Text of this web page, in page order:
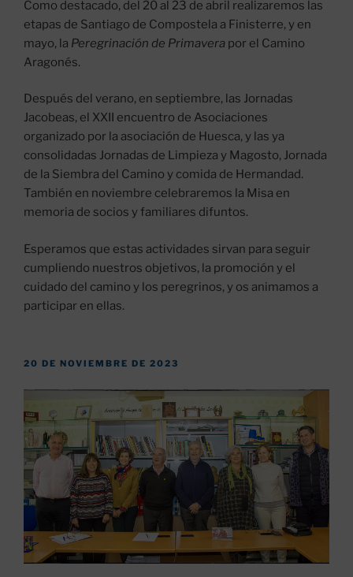
Como destacado, del 20 al 23 de abril realizaremos las
etapas de Santiago de Compostela a Finisterre, y en
mayo, la Peregrinación de Primavera por el Camino
Aragonés.
Después del verano, en septiembre, las Jornadas
Jacobeas, el XXII encuentro de Asociaciones
organizado por la asociación de Huesca, y las ya
consolidadas Jornadas de Limpieza y Magosto, Jornada
de la Siembra del Camino y comida de Hermandad.
También en noviembre celebraremos la Misa en
memoria de socios y familiares difuntos.
Esperamos que estas actividades sirvan para seguir
cumpliendo nuestros objetivos, la promoción y el
cuidado del camino y los peregrinos, y os animamos a
participar en ellas.
PUBLICADO
20 DE NOVIEMBRE DE 2023